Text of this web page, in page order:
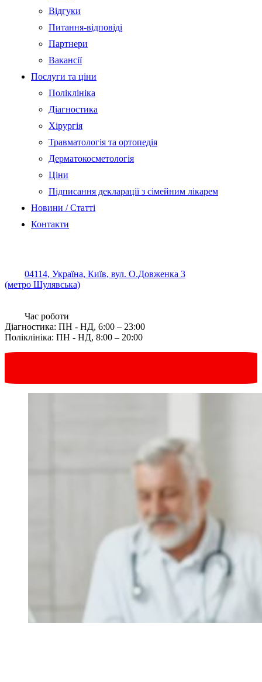
Відгуки
Питання-відповіді
Партнери
Вакансії
Послуги та ціни
Поліклініка
Діагностика
Хірургія
Травматологія та ортопедія
Дерматокосметологія
Ціни
Підписання декларації з сімейним лікарем
Новини / Статті
Контакти
04114, Україна, Київ, вул. О.Довженка 3
(метро Шулявська)
Час роботи
Діагностика: ПН - НД, 6:00 – 23:00
Поліклініка: ПН - НД, 8:00 – 20:00
Запис онлайн